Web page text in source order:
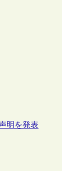
明を発表